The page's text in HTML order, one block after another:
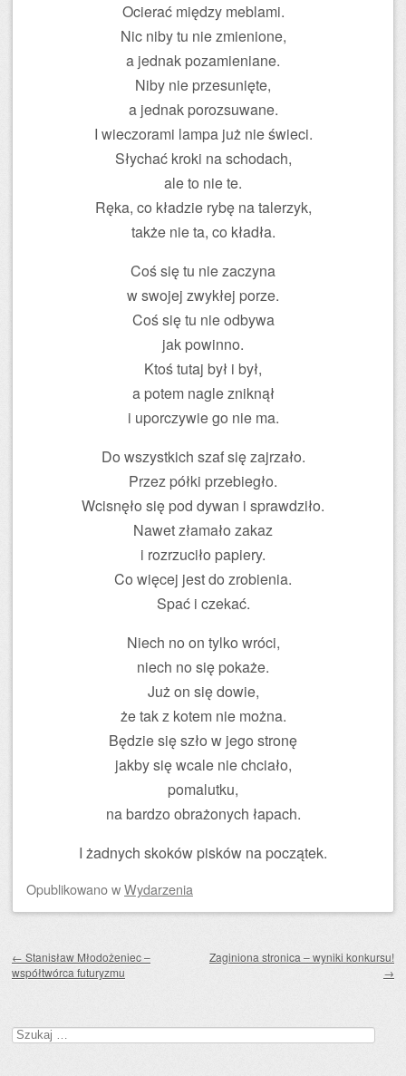
Ocierać między meblami.
Nic niby tu nie zmienione,
a jednak pozamieniane.
Niby nie przesunięte,
a jednak porozsuwane.
I wieczorami lampa już nie świeci.
Słychać kroki na schodach,
ale to nie te.
Ręka, co kładzie rybę na talerzyk,
także nie ta, co kładła.
Coś się tu nie zaczyna
w swojej zwykłej porze.
Coś się tu nie odbywa
jak powinno.
Ktoś tutaj był i był,
a potem nagle zniknął
i uporczywie go nie ma.
Do wszystkich szaf się zajrzało.
Przez półki przebiegło.
Wcisnęło się pod dywan i sprawdziło.
Nawet złamało zakaz
i rozrzuciło papiery.
Co więcej jest do zrobienia.
Spać i czekać.
Niech no on tylko wróci,
niech no się pokaże.
Już on się dowie,
że tak z kotem nie można.
Będzie się szło w jego stronę
jakby się wcale nie chciało,
pomalutku,
na bardzo obrażonych łapach.
I żadnych skoków pisków na początek.
OpublikowanowWydarzenia
← Stanisław Młodożeniec –
współtwórca futuryzmu
Zaginiona stronica – wyniki konkursu!
→
Szukaj: